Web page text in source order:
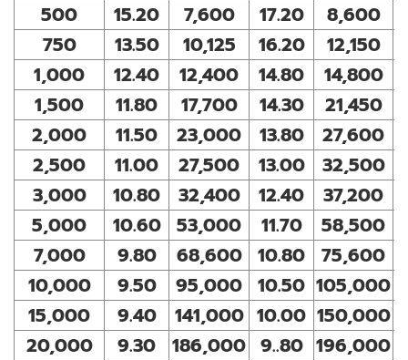
500
15.20 7,600 17.20
8,600
750
13.50 10,125 16.20
12,150
1,000
12.40 12,400 14.80 14,800
1,500
11.80 17,700 14.30 21,450
2,000
11.50 23,000 13.80 27,600
2,500
11.00 27,500 13.00 32,500
3,000
10.80 32,400 12.40 37,200
5,000
10.60 53,000 11.70 58,500
7,000
9.80 68,600 10.80 75,600
10,000
9.50 95,000 10.50 105,000
15,000
9.40 141,000 10.00 150,000
20,000
9.30 186,000 9..80 196,000